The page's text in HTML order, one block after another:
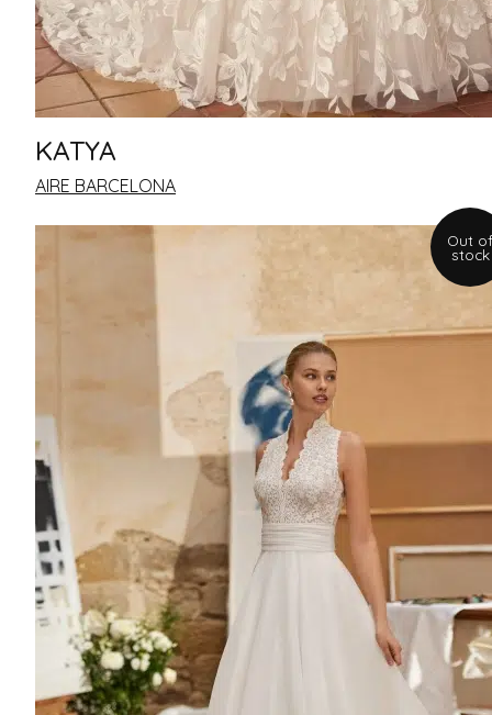
KATYA
AIRE BARCELONA
Out of
stock